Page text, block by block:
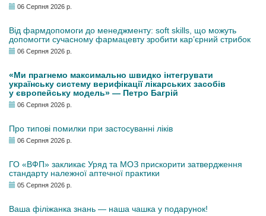
06 Серпня 2026 р.
Від фармдопомоги до менеджменту: soft skills, що можуть
допомогти сучасному фармацевту зробити кар’єрний стрибок
06 Серпня 2026 р.
«Ми прагнемо максимально швидко інтегрувати
українську систему верифікації лікарських засобів
у європейську модель» — Петро Багрій
06 Серпня 2026 р.
Про типові помилки при застосуванні ліків
06 Серпня 2026 р.
ГО «ВФП» закликає Уряд та МОЗ прискорити затвердження
стандарту належної аптечної практики
05 Серпня 2026 р.
Ваша філіжанка знань — наша чашка у подарунок!